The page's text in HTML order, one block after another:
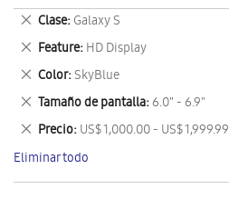
Clase Galaxy S
Eliminar
este
artículo
Feature HD Display
Eliminar
este
artículo
Color SkyBlue
Eliminar
este
artículo
Tamaño de pantalla 6.0" - 6.9"
Eliminar
este
artículo
Precio US$ 1,000.00 - US$ 1,999.99
Eliminar
este
artículo
Eliminar todo